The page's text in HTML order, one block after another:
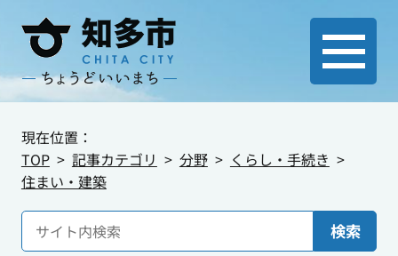
現在位置：
TOP
記事カテゴリ 分野
くらし・手続き
住まい・建築
検索